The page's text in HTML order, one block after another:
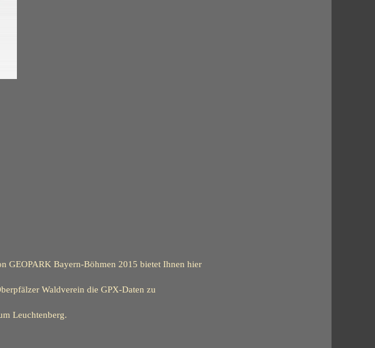
GEOPARK Bayern-Böhmen 2015 bietet Ihnen hier
Waldverein die GPX-Daten zu
Leuchtenberg.